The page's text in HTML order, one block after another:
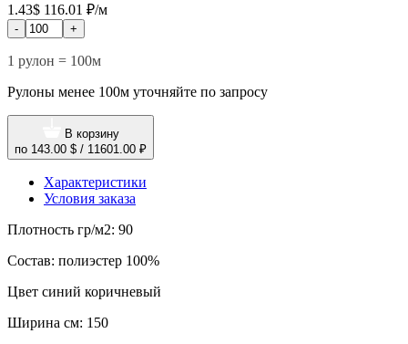
1.43$ 116.01 ₽/м
- +
1 рулон = 100м
Рулоны менее 100м уточняйте по запросу
В корзину
по 143.00 $ / 11601.00 ₽
Характеристики
Условия заказа
Плотность гр/м2: 90
Состав: полиэстер 100%
Цвет синий коричневый
Ширина см: 150